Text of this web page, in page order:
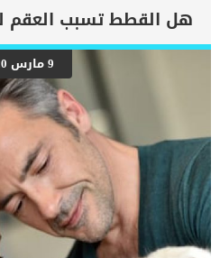
وفقدت شهيتها .. ما الحل ؟ كما عليك
القطط, هما كائنات فضولية للغاية
نفسها للصدمات والمخاطر. اما عن
جدا فى اخفائه وهذا يعرضها للكثير
اكتشاف الأمر والتأخر فى بدء علاج
عند القطط قبل أن يبدأ الطبيب
لعلاق ثقب والتواء الأمعاء فانه
اثر الصدمة التي تعرضت لها. قد يحتاج
المصابة. سيحرص بامداد القطة بسوائل
[…]
9 مارس 2020